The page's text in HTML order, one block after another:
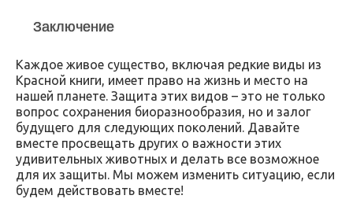
Заключение
Каждое живое существо, включая редкие виды из
Красной книги, имеет право на жизнь и место на
нашей планете. Защита этих видов – это не только
вопрос сохранения биоразнообразия, но и залог
будущего для следующих поколений. Давайте
вместе просвещать других о важности этих
удивительных животных и делать все возможное
для их защиты. Мы можем изменить ситуацию, если
будем действовать вместе!